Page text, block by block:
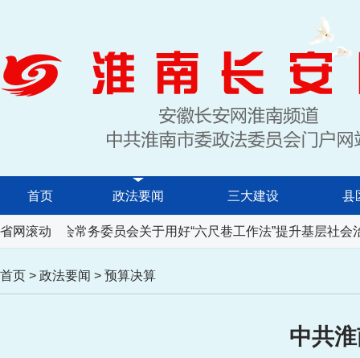
首页 政法要闻 三大建设 县
省网滚动
代表大会常务委员会关于用好“六尺巷工作法”提升基层社会
首页 > 政法要闻 > 预算决算
中共